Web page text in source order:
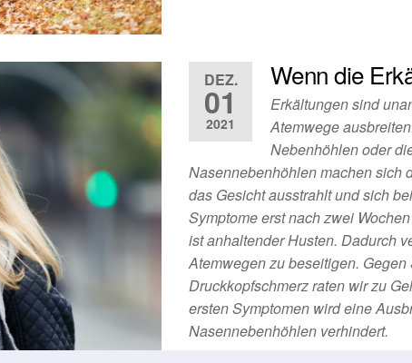
DEZ.
01
2021
Wenn die
Erkältungen sind
Atemwege
Nebenhöhlen oder
Nasennebenhöhlen machen sich
das Gesicht ausstrahlt und sich
Symptome erst nach zwei
ist anhaltender Husten. Dadurch
Atemwegen zu beseitigen.
Druckkopfschmerz raten wir zu
ersten Symptomen wird eine
Nasennebenhöhlen verhindert.